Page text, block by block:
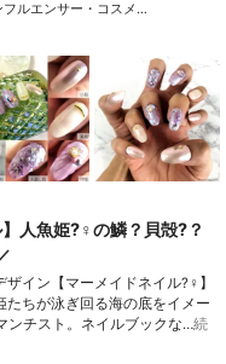
フルエンサー・コスメ…
人魚姫?‍♀️の鱗？貝殻?？
イン【マーメイドネイル?‍♀️】
たちが泳ぎ回る海の底をイメー
ンチスト。ネイルブックな…続